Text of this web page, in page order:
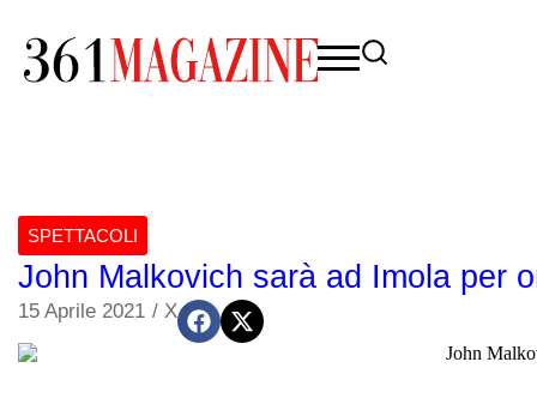
SPETTACOLI
John Malkovich sarà ad Imola per
15 Aprile 2021 / X